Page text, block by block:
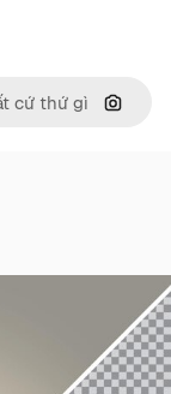
Tìm